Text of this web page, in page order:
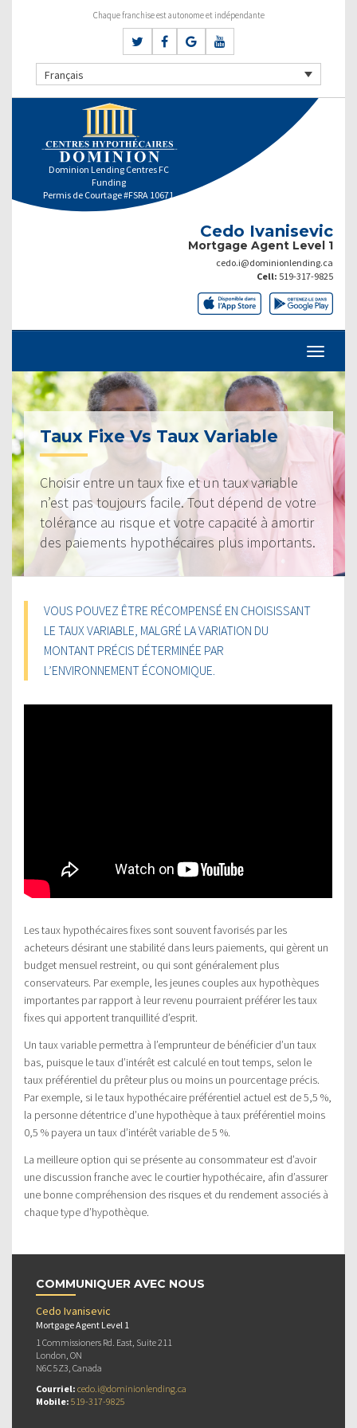
Chaque franchise est autonome et indépendante
Français
Dominion Lending Centres FC
Funding
Permis de Courtage #FSRA 10671
Cedo Ivanisevic
Mortgage Agent Level 1
cedo.i@dominionlending.ca
Cell: 519-317-9825
Taux Fixe Vs Taux Variable
Choisir entre un taux fixe et un taux variable
n’est pas toujours facile. Tout dépend de votre
tolérance au risque et votre capacité à amortir
des paiements hypothécaires plus importants.
VOUS POUVEZ ÊTRE RÉCOMPENSÉ EN CHOISISSANT
LE TAUX VARIABLE, MALGRÉ LA VARIATION DU
MONTANT PRÉCIS DÉTERMINÉE PAR
L’ENVIRONNEMENT ÉCONOMIQUE.
Les taux hypothécaires fixes sont souvent favorisés par les
acheteurs désirant une stabilité dans leurs paiements, qui gèrent un
budget mensuel restreint, ou qui sont généralement plus
conservateurs. Par exemple, les jeunes couples aux hypothèques
importantes par rapport à leur revenu pourraient préférer les taux
fixes qui apportent tranquillité d’esprit.
Un taux variable permettra à l’emprunteur de bénéficier d’un taux
bas, puisque le taux d’intérêt est calculé en tout temps, selon le
taux préférentiel du prêteur plus ou moins un pourcentage précis.
Par exemple, si le taux hypothécaire préférentiel actuel est de 5,5 %,
la personne détentrice d’une hypothèque à taux préférentiel moins
0,5 % payera un taux d’intérêt variable de 5 %.
La meilleure option qui se présente au consommateur est d’avoir
une discussion franche avec le courtier hypothécaire, afin d’assurer
une bonne compréhension des risques et du rendement associés à
chaque type d’hypothèque.
COMMUNIQUER AVEC NOUS
Cedo Ivanisevic
Mortgage Agent Level 1
1 Commissioners Rd. East, Suite 211
London, ON
N6C 5Z3, Canada
Courriel: cedo.i@dominionlending.ca
Mobile: 519-317-9825